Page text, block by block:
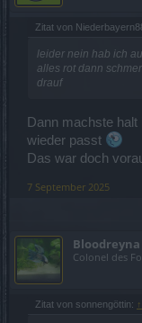
Zitat von
leider nein hab ich
alles rot dann
drauf
Dann machste
wieder passt
Das war doch
7 September 2025
Bloodreyna
Colonel des
Zitat von sonnengöttin: ↑